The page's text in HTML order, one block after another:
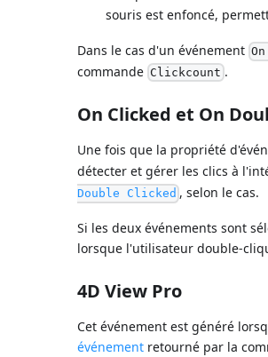
souris est enfoncé,
Dans le cas d'un événement
commande Clickcount .
On Clicked et On
Une fois que la propriété
détecter et gérer les clics à
Double Clicked , selon le cas.
Si les deux événements sont
lorsque l'utilisateur double-
4D View Pro
Cet événement est généré
événement retourné par la